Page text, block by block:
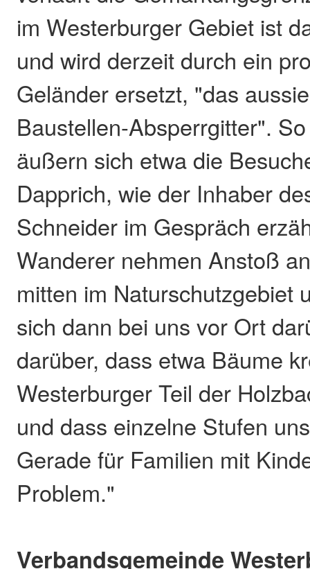
im Westerburger Gebiet ist
und wird derzeit durch ein
Geländer ersetzt, "das
Baustellen-Absperrgitter".
äußern sich etwa die
Dapprich, wie der Inhaber
Schneider im Gespräch
Wanderer nehmen Anstoß
mitten im Naturschutzgebiet
sich dann bei uns vor Ort
darüber, dass etwa Bäume
Westerburger Teil der
und dass einzelne Stufen
Gerade für Familien mit
Problem."
Verbandsgemeinde